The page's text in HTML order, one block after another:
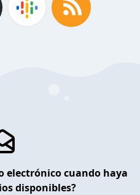
electrónico cuando haya
disponibles?